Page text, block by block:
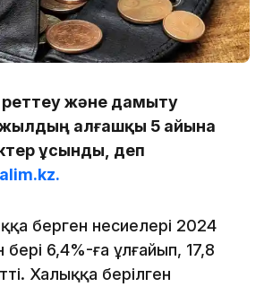
реттеу және дамыту
жылдың алғашқы 5 айына
ұсынды, деп
берген несиелері 2024
6,4%-ға ұлғайып, 17,8
Халыққа берілген